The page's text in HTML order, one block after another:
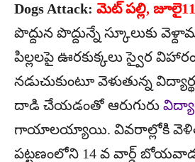
Dogs Attack: మెట్ పల్లి,
పొద్దున పొద్దున్నే స్కూలుకు
పిల్లలపై ఊరకుక్కలు స్వైర
నడుచుకుంటూ వెళుతున్న
దాడి చేయడంతో ఆరుగురు
గాయాలయ్యాయి. వివరాల్లోకి
పట్టణంలోని 14 వ వార్డ్